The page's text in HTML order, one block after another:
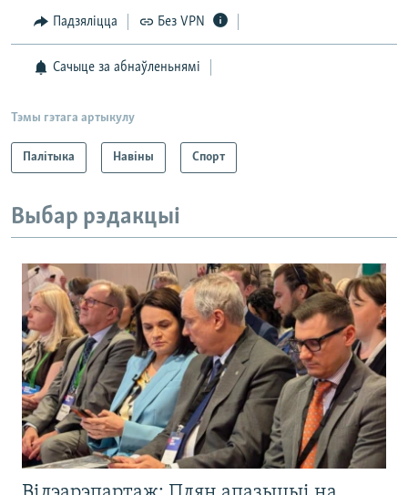
Падзяліцца Без VPN
Сачыце за абнаўленьнямі
Тэмы гэтага артыкулу
Палітыка Навіны Спорт
Выбар рэдакцыі